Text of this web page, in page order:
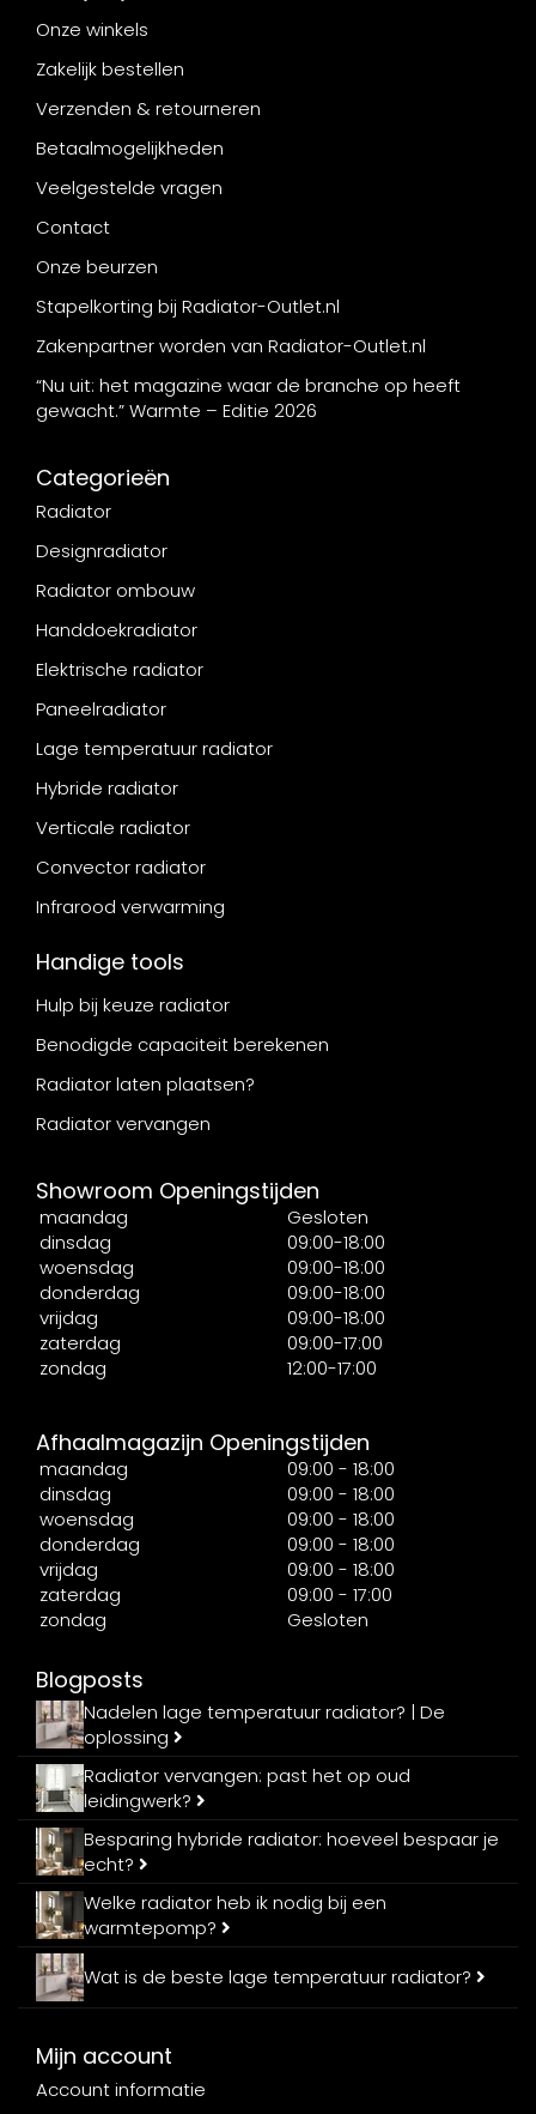
Onze winkels
Zakelijk bestellen
Verzenden & retourneren
Betaalmogelijkheden
Veelgestelde vragen
Contact
Onze beurzen
Stapelkorting bij Radiator-Outlet.nl
Zakenpartner worden van Radiator-Outlet.nl
“Nu uit: het magazine waar de branche op heeft
gewacht.” Warmte – Editie 2026
Categorieën
Radiator
Designradiator
Radiator ombouw
Handdoekradiator
Elektrische radiator
Paneelradiator
Lage temperatuur radiator
Hybride radiator
Verticale radiator
Convector radiator
Infrarood verwarming
Handige tools
Hulp bij keuze radiator
Benodigde capaciteit berekenen
Radiator laten plaatsen?
Radiator vervangen
Showroom Openingstijden
maandag
Gesloten
dinsdag
09:00-18:00
woensdag
09:00-18:00
donderdag
09:00-18:00
vrijdag
09:00-18:00
zaterdag
09:00-17:00
zondag
12:00-17:00
Afhaalmagazijn Openingstijden
maandag
09:00 - 18:00
dinsdag
09:00 - 18:00
woensdag
09:00 - 18:00
donderdag
09:00 - 18:00
vrijdag
09:00 - 18:00
zaterdag
09:00 - 17:00
zondag
Gesloten
Blogposts
Nadelen lage temperatuur radiator? | De
oplossing
Radiator vervangen: past het op oud
leidingwerk?
Besparing hybride radiator: hoeveel bespaar je
echt?
Welke radiator heb ik nodig bij een
warmtepomp?
Wat is de beste lage temperatuur radiator?
Mijn account
Account informatie